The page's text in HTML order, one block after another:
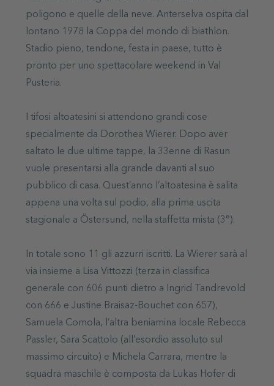
poligono e quelle della neve. Anterselva ospita dal
lontano 1978 la Coppa del mondo di biathlon.
Stadio pieno, tendone, festa in paese, tutto è
pronto per uno spettacolare weekend in Val
Pusteria.
I tifosi altoatesini si attendono grandi cose
specialmente da Dorothea Wierer. Dopo aver
saltato le due ultime tappe, la 33enne di Rasun
vuole presentarsi alla grande davanti al suo
pubblico di casa. Quest’anno l’altoatesina è salita
appena una volta sul podio, alla prima uscita
stagionale a Östersund, nella staffetta mista (3°).
In totale sono 11 gli azzurri iscritti. La Wierer sarà al
via insieme a Lisa Vittozzi (terza in classifica
generale con 606 punti dietro a Ingrid Tandrevold
con 666 e Justine Braisaz-Bouchet con 657),
Samuela Comola, l’altra beniamina locale Rebecca
Passler, Sara Scattolo (all’esordio assoluto sul
massimo circuito) e Michela Carrara, mentre la
squadra maschile è composta da Lukas Hofer di